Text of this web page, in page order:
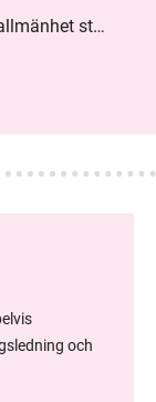
Med högt förtroende från kunder och allmänhet står Systembolaget stabilt i samhällsuppdraget. Under kvartalet togs flera steg inom folkhälsa, kundnytta och minskad klimatpåverkan. Nettoomsättningen var i nivå med föregående år och effektiviseringar av verksamheten möjliggjorde fortsatt anpassning för att möta nya behov.
och